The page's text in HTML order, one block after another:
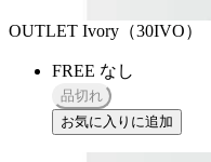
OUTLET Ivory（30IVO）
FREE なし
品切れ
お気に入りに追加